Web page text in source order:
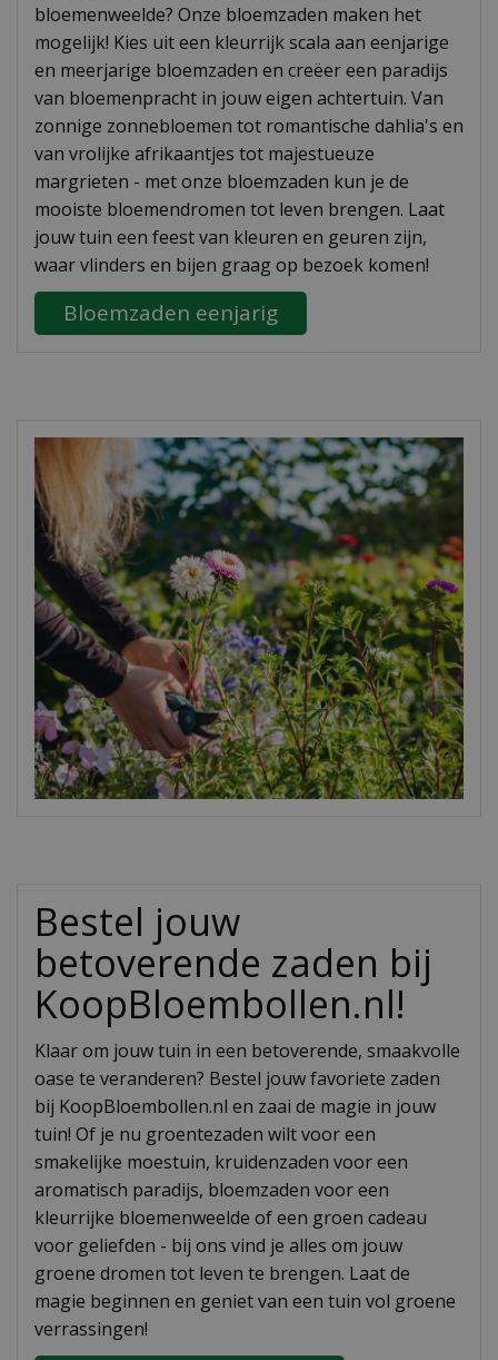
bloemenweelde? Onze bloemzaden maken het
mogelijk! Kies uit een kleurrijk scala aan eenjarige
en meerjarige bloemzaden en creëer een paradijs
van bloemenpracht in jouw eigen achtertuin. Van
zonnige zonnebloemen tot romantische dahlia's en
van vrolijke afrikaantjes tot majestueuze
margrieten - met onze bloemzaden kun je de
mooiste bloemendromen tot leven brengen. Laat
jouw tuin een feest van kleuren en geuren zijn,
waar vlinders en bijen graag op bezoek komen!
Bloemzaden eenjarig
Bestel jouw
betoverende zaden bij
KoopBloembollen.nl!
Klaar om jouw tuin in een betoverende, smaakvolle
oase te veranderen? Bestel jouw favoriete zaden
bij KoopBloembollen.nl en zaai de magie in jouw
tuin! Of je nu groentezaden wilt voor een
smakelijke moestuin, kruidenzaden voor een
aromatisch paradijs, bloemzaden voor een
kleurrijke bloemenweelde of een groen cadeau
voor geliefden - bij ons vind je alles om jouw
groene dromen tot leven te brengen. Laat de
magie beginnen en geniet van een tuin vol groene
verrassingen!